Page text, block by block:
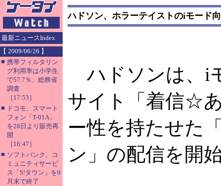
最新ニュースIndex
【 2009/06/26 】
■ 携帯フィルタリン
グ利用率は小学生
で57.7％、総務省
調査
［17:53］
■ ドコモ、スマート
フォン「T-01A」
を28日より販売再
開
［16:47］
■ ソフトバンク、コ
ミュニティサービ
ス「S!タウン」を9
月末で終了
ハドソン、ホラーテイストのiモード
ハドソンは、i
サイト「着信☆
ー性を持たせた
ン」の配信を開